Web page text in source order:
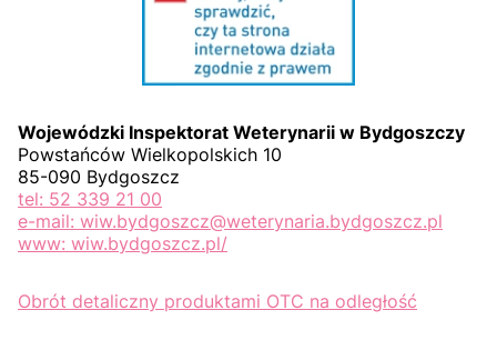
Wojewódzki Inspektorat Weterynarii w Bydgoszczy
Powstańców Wielkopolskich 10
85-090 Bydgoszcz
tel: 52 339 21 00
e-mail: wiw.bydgoszcz@weterynaria.bydgoszcz.pl
www: wiw.bydgoszcz.pl/
Obrót detaliczny produktami OTC na odległość